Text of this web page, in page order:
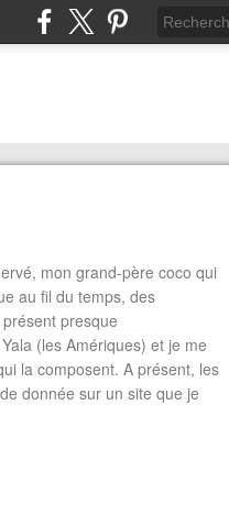
mon grand-père coco qui
au fil du temps, des
presque
(les Amériques) et je me
la composent. A présent, les
donnée sur un site que je